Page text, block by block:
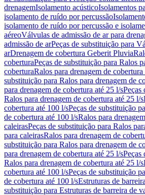
drenagemIsolamento acústicoIsolamentos
isolamento de ruído por percussão
isolamento de ruído por percussão e
aéreoVálvulas de admissão de ar para
admissão de arPeças de substituição para
arDrenagem de cobertura Geberit Pluvia
coberturaPeças de substituição para Ralos
coberturaRalos para drenagem de cobertura
substituição para Ralos para drenagem de
para drenagem de cobertura até 25 l/sPeças
Ralos para drenagem de cobertura até 25 l/s
cobertura até 100 l/sPeças de substituição
de cobertura até 100 l/sRalos para
caleirasPeças de substituição para Ralos
para caleirasRalos para drenagem de
substituição para Ralos para drenagem de
para drenagem de cobertura até 25 l/sPeças
Ralos para drenagem de cobertura até 25 l/s
cobertura até 100 l/sPeças de substituição
de cobertura até 100 l/sEstruturas de
substituição para Estruturas de barreira de